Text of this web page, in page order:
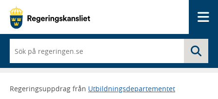
du
börjar
skriva
framträder
Regeringsuppdrag från Utbildningsdepartementet